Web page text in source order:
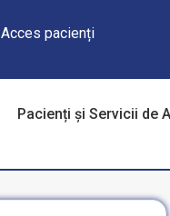
Acces pacienți
Pacienți și Servicii de